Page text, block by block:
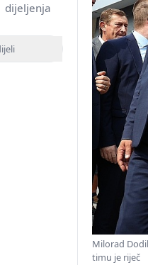
dijeljenja
Milorad
timu je riječ